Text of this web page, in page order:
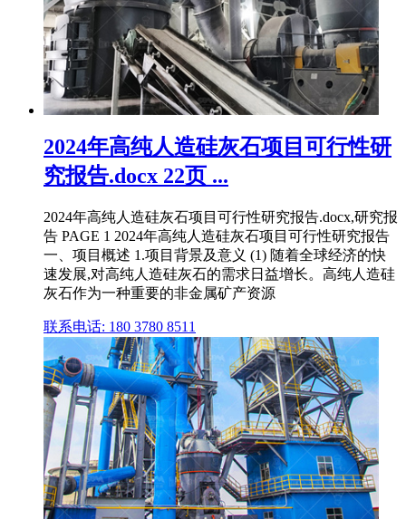
2024年高纯人造硅灰石项目可行性研
究报告.docx 22页 ...
2024年高纯人造硅灰石项目可行性研究报告.docx,研究报
告 PAGE 1 2024年高纯人造硅灰石项目可行性研究报告
一、项目概述 1.项目背景及意义 (1) 随着全球经济的快
速发展,对高纯人造硅灰石的需求日益增长。高纯人造硅
灰石作为一种重要的非金属矿产资源
联系电话: 180 3780 8511